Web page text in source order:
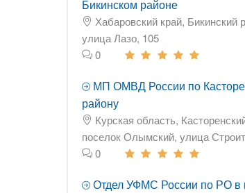
Бикинском районе
Хабаровский край, Бикинский
улица Лазо, 105
0
МП ОМВД России по
району
Курская область,
поселок Олымский, улица
0
Отдел УФМС России по РО в